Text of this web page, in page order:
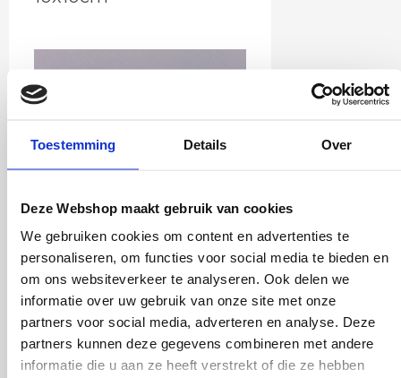
Toestemming Details Over
Deze Webshop maakt gebruik van cookies
We gebruiken cookies om content en advertenties te
personaliseren, om functies voor social media te bieden en
om ons websiteverkeer te analyseren. Ook delen we
informatie over uw gebruik van onze site met onze
partners voor social media, adverteren en analyse. Deze
partners kunnen deze gegevens combineren met andere
informatie die u aan ze heeft verstrekt of die ze hebben
7,50
Meebestellen